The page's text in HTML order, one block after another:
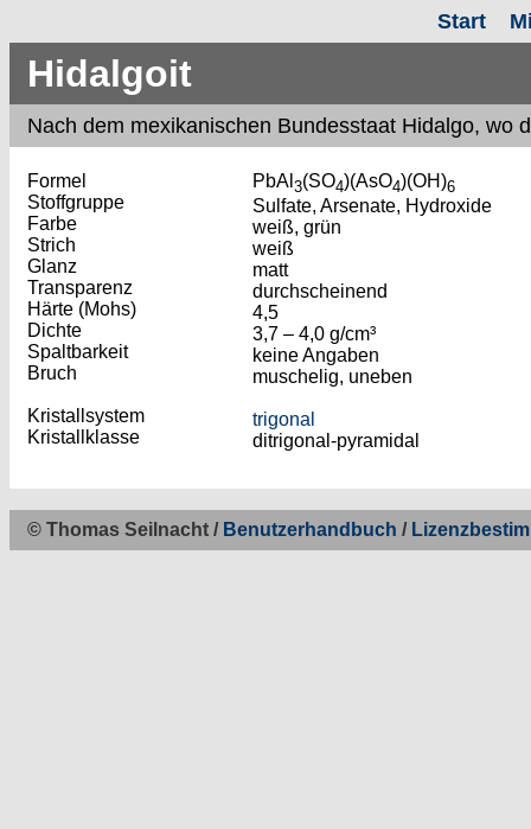
Start
Hidalgoit
Nach dem mexikanischen Bundesstaat Hidalgo, wo
Formel
Stoffgruppe
Farbe
Strich
Glanz
Transparenz
Härte (Mohs)
Dichte
Spaltbarkeit
Bruch
Kristallsystem
Kristallklasse
PbAl 3(SO4)(AsO4)(OH)6
Sulfate, Arsenate, Hydroxide
weiß, grün
weiß
matt
durchscheinend
4,5
3,7 – 4,0 g/cm³
keine Angaben
muschelig, uneben
trigonal
ditrigonal-pyramidal
© Thomas Seilnacht / Benutzerhandbuch /